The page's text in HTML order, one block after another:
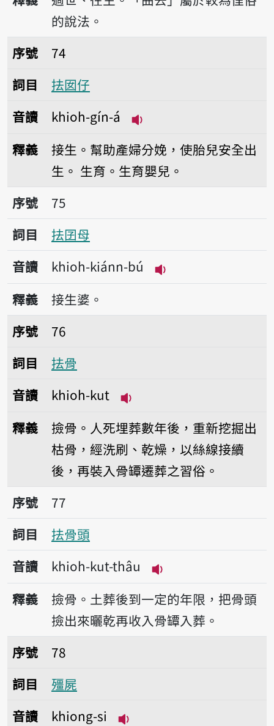
的說法。
序號74抾囡仔
序號
74
詞目
抾囡仔
音讀
khioh-gín-á
釋義
接生。幫助產婦分娩，使胎兒安全出
生。 生育。生育嬰兒。
序號75抾囝母
序號
75
詞目
抾囝母
音讀
khioh-kiánn-bú
播放音讀khioh-
釋義
接生婆。
序號76抾骨
序號
76
詞目
抾骨
音讀
khioh-kut
釋義
撿骨。人死埋葬數年後，重新挖掘出
枯骨，經洗刷、乾燥，以絲線接續
後，再裝入骨罈遷葬之習俗。
序號77抾骨頭
序號
77
詞目
抾骨頭
音讀
khioh-kut-thâu
播放音讀khioh-kut-
釋義
撿骨。土葬後到一定的年限，把骨頭
撿出來曬乾再收入骨罈入葬。
序號78殭屍
序號
78
詞目
殭屍
音讀
khiong-si